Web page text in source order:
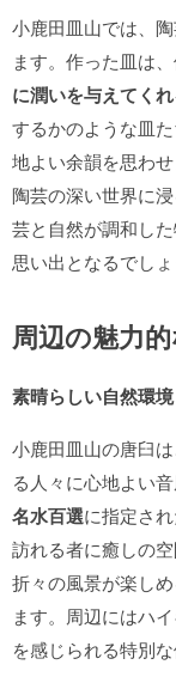
小鹿田皿山では、
ます。作った皿は
に潤いを与えてく
するかのような皿
地よい余韻を思わ
陶芸の深い世界に
芸と自然が調和し
思い出となるでしょ
周辺の魅力
素晴らしい自然環境
小鹿田皿山の唐臼
る人々に心地よい
名水百選に指定さ
訪れる者に癒しの
折々の風景が楽し
ます。周辺にはハ
を感じられる特別な